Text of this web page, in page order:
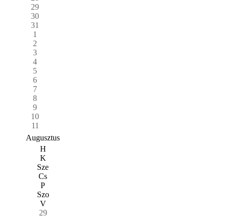
29
30
31
1
2
3
4
5
6
7
8
9
10
11
Augusztus
H
K
Sze
Cs
P
Szo
V
29